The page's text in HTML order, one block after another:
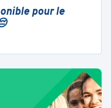
pour le